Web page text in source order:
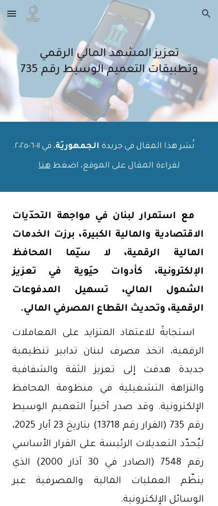
Skip to main content Skip to navigation
تعزيز المشهد المالي الرقمي
وتطبيقات التعميم الوسيط رقم 735
نُشر هذا المقال في جريدة الجمهوريّة، في ١١- ٦ -٢٠٢٥.
لقراءة المقال على الموقع، اضغط هنا.
مع استمرار لبنان في مواجهة التحدّيات
الاقتصادية والمالية الكبيرة، برزت الخدمات
المالية الرقمية، لا سيّما المحافظ
الإلكترونية، كأدوات حيَوية في تعزيز
الشمول المالي، تسهيل المدفوعات
الرقمية، وتحديث القطاع المصرفي المالي.
استجابةً للاعتماد المتزايد على المعاملات
الرقمية، اتخذ مصرف لبنان تدابير تنظيمية
جديدة هدفت إلى تعزيز الثقة والشفافية
والنزاهة التشغيلية في منظومة المحافظ
الإلكترونية. وقد صدر أخيراً التعميم الوسيط
رقم 735 (القرار رقم 13718) بتاريخ 23 أيار 2025،
ليُحدّد التعديلات الرئيسة على القرار الأساسي
رقم 7548 (الصادر في 30 آذار 2000) الذي
ينظّم العمليات المالية والمصرفية عبر
الوسائل الإلكترونية.